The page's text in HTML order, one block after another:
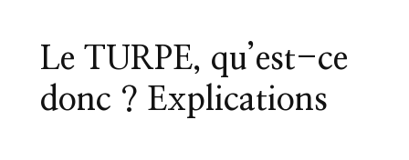
Le TURPE, qu’est-ce
donc ? Explications